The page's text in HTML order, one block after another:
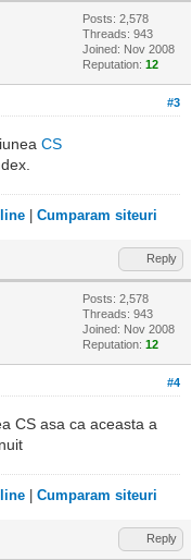
Posts: 2,578
Threads: 943
Joined: Nov 2008
Reputation: 12
#3
CS
Cumparam siteuri
Reply
Posts: 2,578
Threads: 943
Joined: Nov 2008
Reputation: 12
#4
CS asa ca aceasta a
Cumparam siteuri
Reply